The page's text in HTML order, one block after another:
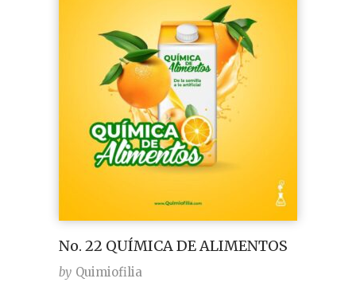
No. 22 QUÍMICA DE ALIMENTOS
by Quimiofilia